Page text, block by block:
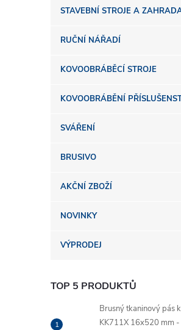
a
n
n
p
a
n
STAVEBNÍ STROJE A
RUČNÍ NÁŘADÍ
KOVOOBRÁBĚCÍ STROJE
KOVOOBRÁBĚNÍ
SVÁŘENÍ
BRUSIVO
AKČNÍ ZBOŽÍ
NOVINKY
VÝPRODEJ
TOP 5 PRODUKTŮ
Brusný tkaninový pás
KK711X 16x520 mm